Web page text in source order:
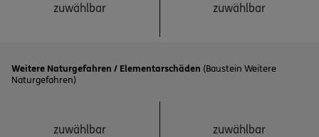
zuwählbar zuwählbar
Weitere Naturgefahren / Elementarschäden (Baustein Weitere
Naturgefahren)
zuwählbar zuwählbar